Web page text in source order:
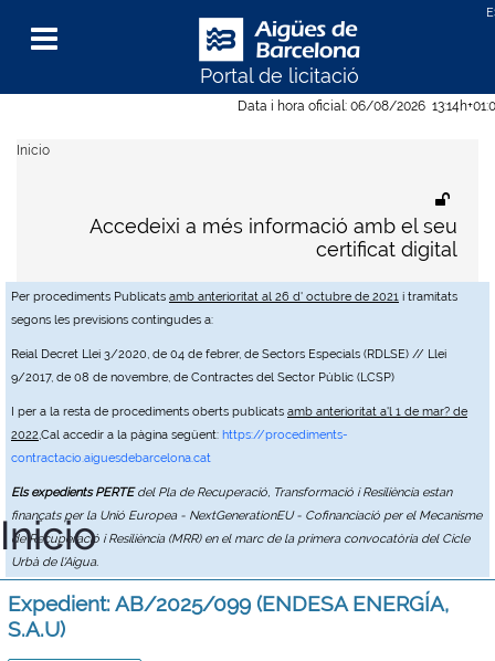
Data i hora oficial: 06/08/2026 13:14h
Per procediments Publicats amb anterioritat al 26 d' octubre de 2021 i tramitats
segons les previsions contingudes a:
Reial Decret Llei 3/2020, de 04 de febrer, de Sectors Especials (RDLSE) // Llei
9/2017, de 08 de novembre, de Contractes del Sector Públic (LCSP)
I per a la resta de procediments oberts publicats amb anterioritat a'l 1 de mar? de
2022,Cal accedir a la pàgina següent: https://procediments-
contractacio.aiguesdebarcelona.cat
Els expedients PERTEdel Pla de Recuperació, Transformació i Resiliència estan
finançats per la Unió Europea - NextGenerationEU - Cofinanciació per el Mecanisme
de Recuperació i Resiliència (MRR) en el marc de la primera convocatòria del Cicle
Urbà de l'Aigua.
Portal de licitació
Menu
Accedeixi a més informació amb el seu
certificat digital
Inicio
Inicio
Expedient: AB/2025/099 (ENDESA ENERGÍA,
S.A.U)